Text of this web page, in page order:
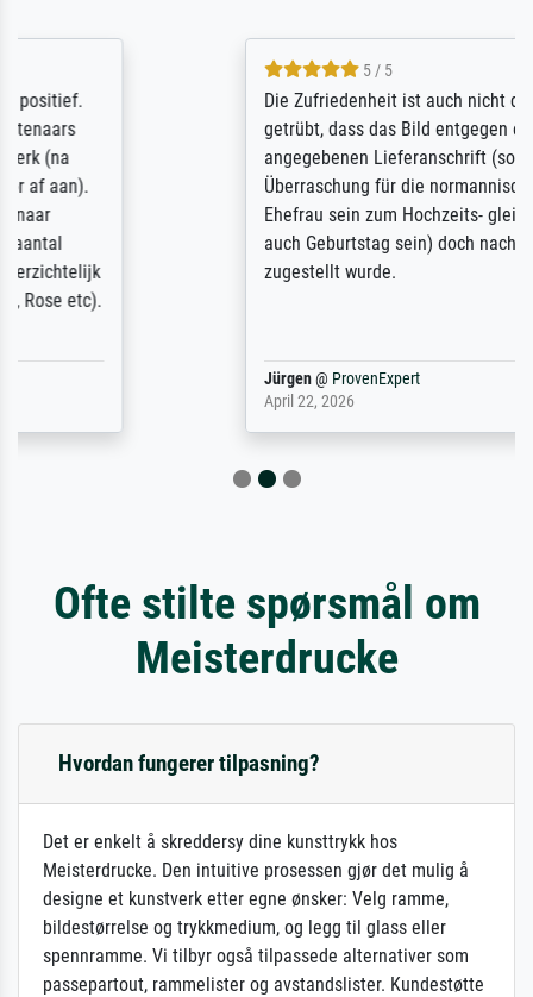
Die Zufriedenheit ist auch nicht dadurch
getrübt, dass das Bild entgegen einer
angegebenen Lieferanschrift (sollte eine
Überraschung für die normannische
Ehefrau sein zum Hochzeits- gleichzeitig
auch Geburtstag sein) doch nach zu Hause
zugestellt wurde.
Ofte stilte spørsmål om
Meisterdrucke
Hvordan fungerer tilpasning?
Det er enkelt å skreddersy dine kunsttrykk hos
Meisterdrucke. Den intuitive prosessen gjør det mulig å
designe et kunstverk etter egne ønsker: Velg ramme,
bildestørrelse og trykkmedium, og legg til glass eller
spennramme. Vi tilbyr også tilpassede alternativer som
passepartout, rammelister og avstandslister. Kundestøtte